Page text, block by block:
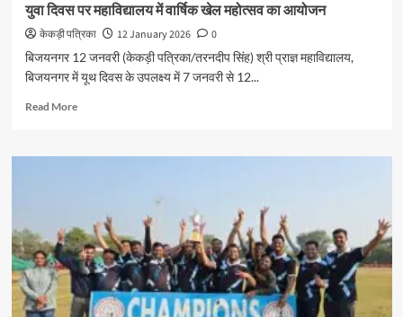
युवा दिवस पर महाविद्यालय में वार्षिक खेल महोत्सव का आयोजन
केकड़ी पत्रिका 12 January 2026
0
बिजयनगर 12 जनवरी (केकड़ी पत्रिका/तरनदीप सिंह) श्री प्राज्ञ महाविद्यालय,
बिजयनगर में यूथ दिवस के उपलक्ष्य में 7 जनवरी से 12...
Read More